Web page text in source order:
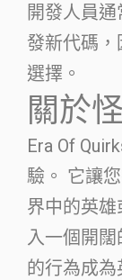
開發人員
發新代碼
選擇。
關於
Era Of
驗。 它讓
界中的英雄
入一個開
的行為成為